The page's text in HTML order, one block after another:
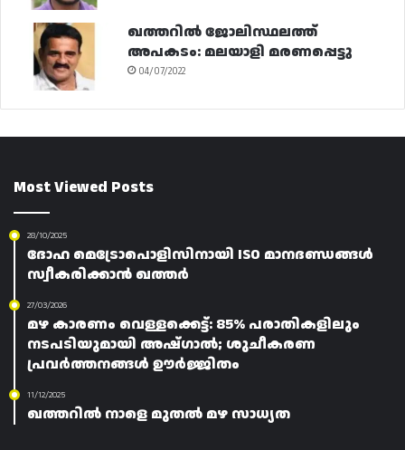
ഖത്തറിൽ ജോലിസ്ഥലത്ത്
അപകടം: മലയാളി മരണപ്പെട്ടു
04/07/2022
Most Viewed Posts
28/10/2025
ദോഹ മെട്രോപൊളിസിനായി ISO മാനദണ്ഡങ്ങൾ
സ്വീകരിക്കാൻ ഖത്തർ
27/03/2026
മഴ കാരണം വെള്ളക്കെട്ട്: 85% പരാതികളിലും
നടപടിയുമായി അഷ്ഗാൽ; ശുചീകരണ
പ്രവർത്തനങ്ങൾ ഊർജ്ജിതം
11/12/2025
ഖത്തറിൽ നാളെ മുതൽ മഴ സാധ്യത